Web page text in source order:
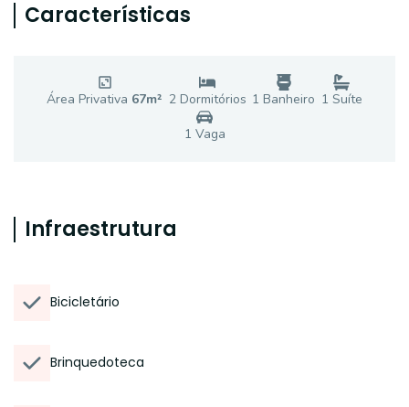
Características
Área Privativa 67m² 2Dormitórios 1 Banheiro 1 Suíte
1 Vaga
Infraestrutura
Bicicletário
Brinquedoteca